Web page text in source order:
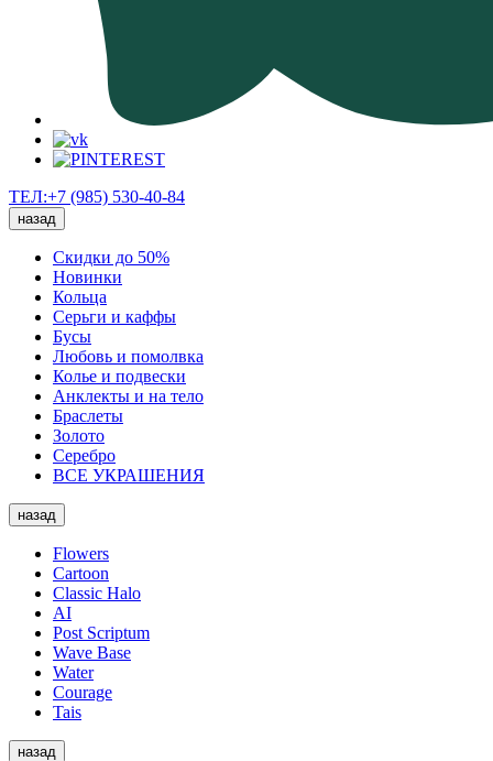
ТЕЛ:+7 (985) 530-40-84
назад
Скидки до 50%
Новинки
Кольца
Серьги и каффы
Бусы
Любовь и помолвка
Колье и подвески
Анклекты и на тело
Браслеты
Золото
Серебро
ВСЕ УКРАШЕНИЯ
назад
Flowers
Cartoon
Classic Halo
AI
Post Scriptum
Wave Base
Water
Courage
Tais
назад